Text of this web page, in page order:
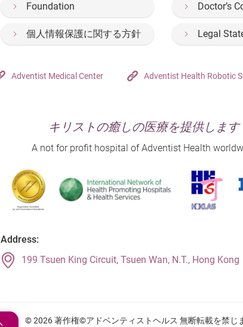
Foundation Doctor’s
個人情報保護に関する方針 Legal
Adventist Medical Center Adventist Health Robotic
キリストの癒しの医療を提供します
A not for profit hospital of Adventist Health
Address:
199 Tsuen King Circuit, Tsuen Wan, N.T., Hong Kong
© 2026 著作権©アドベンティストヘルス 無断転載を禁じ